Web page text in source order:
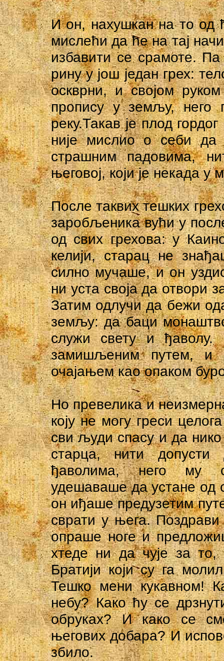
И он, нахушкан на то од
мислећи да ће на тај
избавити се срамоте.
рину у још један грех:
оскврни, и својом
пропису у земљу, него
реку.Такав је плод
није мислио о себи
страшним падовима,
његовој, који је некада
После таквих тешких
заробљеника вући у
од свих грехова: у
келији, старац не
силно мучаше, и он
ни уста своја да отвори
Затим одлучи да бежи
земљу: да баци
служи свету и
замишљеним путем, и
очајањем као опаком
Но превелика и
коју не могу греси
сви људи спасу и да
старца, нити
ђаволима, него му
удешаваше да устане од
он иђаше предузетим
сврати у њега.
опраше ноге и
хтеде ни да чује за
Братији који су га
Тешко мени кукавном!
небу? Како ћу се
обруках? И како се
његових добара? И
збило.